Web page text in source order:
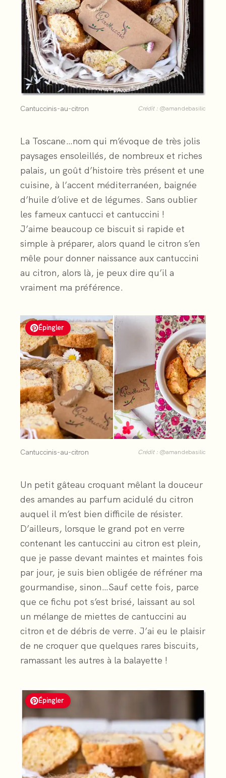
Cantuccinis-au-citron Crédit : @amandebasilic
La Toscane…nom qui m’évoque de très jolis
paysages ensoleillés, de nombreux et riches
palais, un goût d’histoire très présent et une
cuisine, à l’accent méditerranéen, baignée
d’huile d’olive et de légumes. Sans oublier
les fameux cantucci et cantuccini !
J’aime beaucoup ce biscuit si rapide et
simple à préparer, alors quand le citron s’en
mêle pour donner naissance aux cantuccini
au citron, alors là, je peux dire qu’il a
vraiment ma préférence.
Épingler
Cantuccinis-au-citron Crédit : @amandebasilic
Un petit gâteau croquant mêlant la douceur
des amandes au parfum acidulé du citron
auquel il m’est bien difficile de résister.
D’ailleurs, lorsque le grand pot en verre
contenant les cantuccini au citron est plein,
que je passe devant maintes et maintes fois
par jour, je suis bien obligée de réfréner ma
gourmandise, sinon…Sauf cette fois, parce
que ce fichu pot s’est brisé, laissant au sol
un mélange de miettes de cantuccini au
citron et de débris de verre. J’ai eu le plaisir
de ne croquer que quelques rares biscuits,
ramassant les autres à la balayette !
Épingler